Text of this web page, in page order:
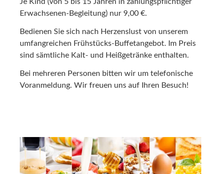
Je Kind (von 5 bis 15 Jahren in zahlungspflichtiger
Erwachsenen-Begleitung) nur 9,00 €.
Bedienen Sie sich nach Herzenslust von unserem
umfangreichen Frühstücks-Buffetangebot. Im Preis
sind sämtliche Kalt- und Heißgetränke enthalten.
Bei mehreren Personen bitten wir um telefonische
Voranmeldung. Wir freuen uns auf Ihren Besuch!